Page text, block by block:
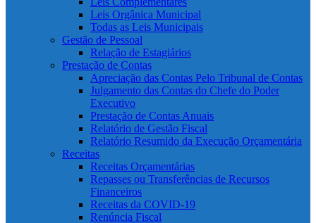
Leis Orgânica Municipal
Todas as Leis Municipais
Gestão de Pessoal
Relação de Estagiários
Prestação de Contas
Apreciação das Contas Pelo Tribunal de Contas
Julgamento das Contas do Chefe do Poder
Executivo
Prestação de Contas Anuais
Relatório de Gestão Fiscal
Relatório Resumido da Execução Orçamentária
Receitas
Receitas Orçamentárias
Repasses ou Transferências de Recursos
Financeiros
Receitas da COVID-19
Renúncia Fiscal